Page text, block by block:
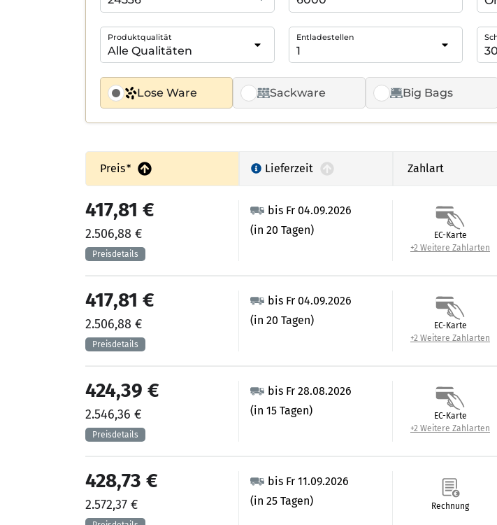
Lose Ware Sackware Big Bags
Produktqualität Entladestellen
Preis* Lieferzeit Zahlart
bis Fr 04.09.2026
(in 20 Tagen)
417,81 €
2.506,88 €
EC-Karte
+2 Weitere Zahlarten
bis Fr 04.09.2026
(in 20 Tagen)
417,81 €
2.506,88 €
EC-Karte
+2 Weitere Zahlarten
bis Fr 28.08.2026
(in 15 Tagen)
424,39 €
2.546,36 €
EC-Karte
+2 Weitere Zahlarten
bis Fr 11.09.2026
(in 25 Tagen)
428,73 €
2.572,37 € Rechnung